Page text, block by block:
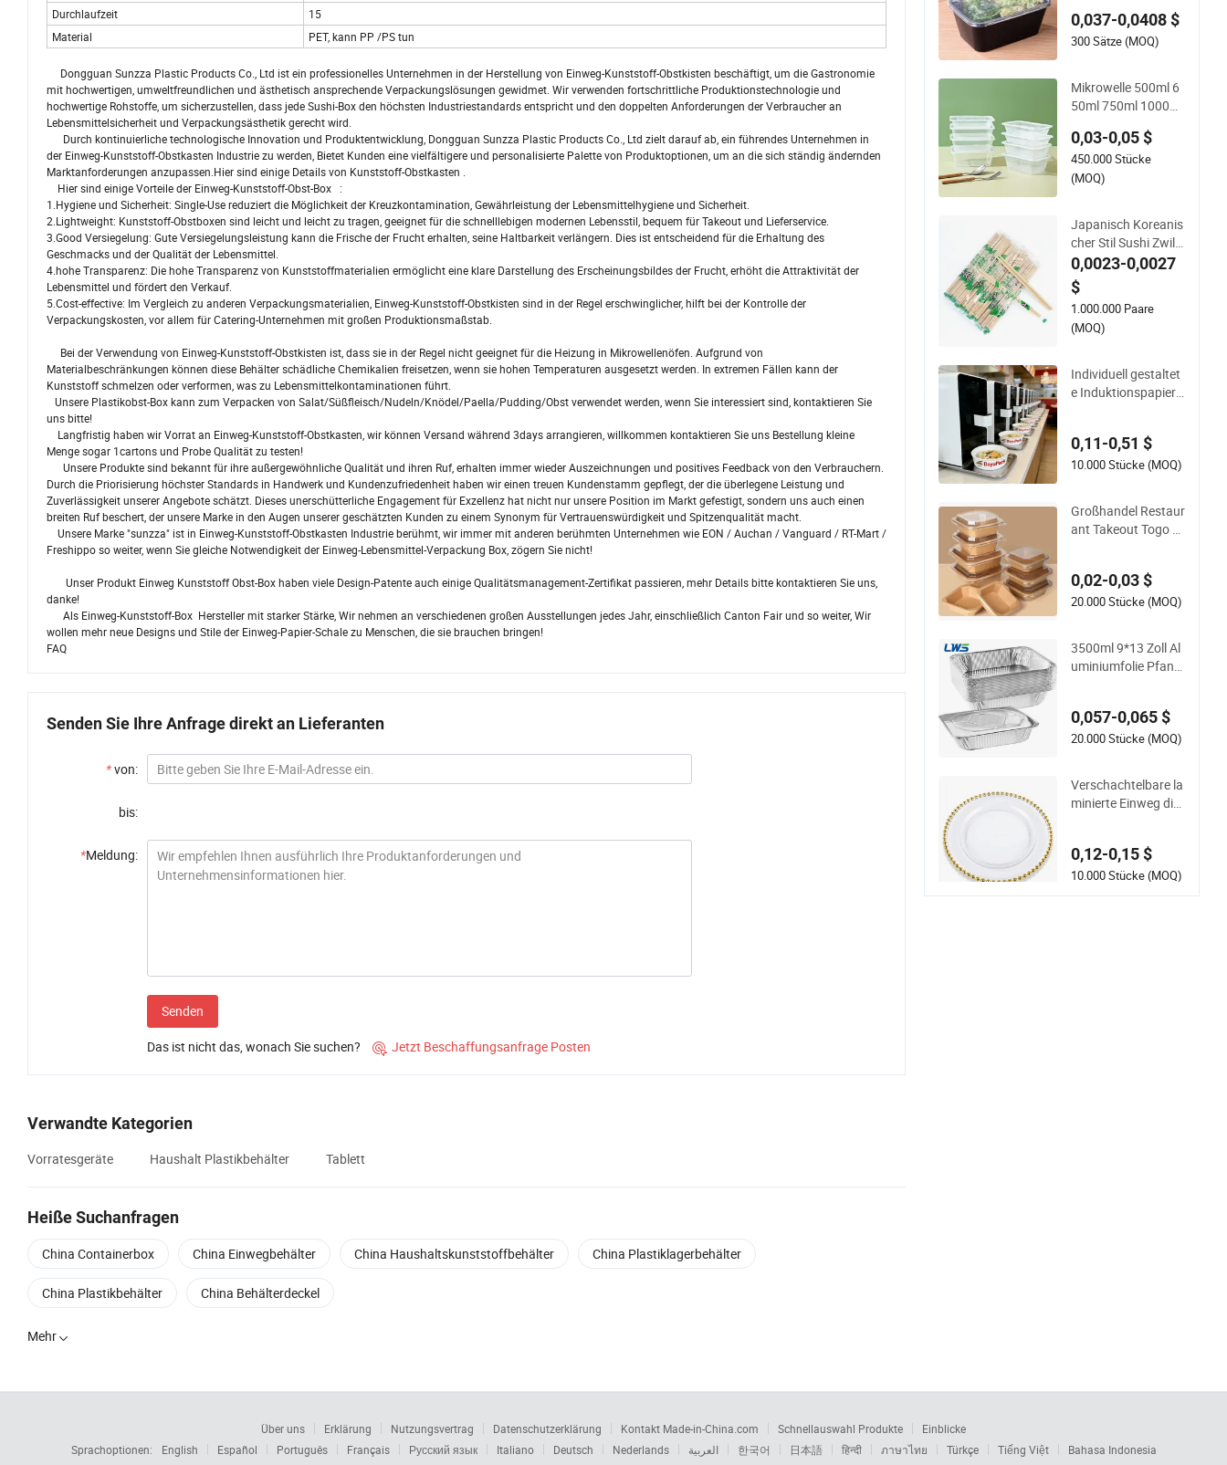
Durchlaufzeit
15
Material
PET, kann PP /PS tun
Dongguan Sunzza Plastic Products Co., Ltd ist ein professionelles Unternehmen in der Herstellung von Einweg-Kunststoff-Obstkisten beschäftigt, um die Gastronomie
mit hochwertigen, umweltfreundlichen und ästhetisch ansprechende Verpackungslösungen gewidmet. Wir verwenden fortschrittliche Produktionstechnologie und
hochwertige Rohstoffe, um sicherzustellen, dass jede Sushi-Box den höchsten Industriestandards entspricht und den doppelten Anforderungen der Verbraucher an
Lebensmittelsicherheit und Verpackungsästhetik gerecht wird.
Durch kontinuierliche technologische Innovation und Produktentwicklung, Dongguan Sunzza Plastic Products Co., Ltd zielt darauf ab, ein führendes Unternehmen in
der Einweg-Kunststoff-Obstkasten Industrie zu werden, Bietet Kunden eine vielfältigere und personalisierte Palette von Produktoptionen, um an die sich ständig ändernden
Marktanforderungen anzupassen.Hier sind einige Details von Kunststoff-Obstkasten .
Hier sind einige Vorteile der Einweg-Kunststoff-Obst-Box :
1.Hygiene und Sicherheit: Single-Use reduziert die Möglichkeit der Kreuzkontamination, Gewährleistung der Lebensmittelhygiene und Sicherheit.
2.Lightweight: Kunststoff-Obstboxen sind leicht und leicht zu tragen, geeignet für die schnelllebigen modernen Lebensstil, bequem für Takeout und Lieferservice.
3.Good Versiegelung: Gute Versiegelungsleistung kann die Frische der Frucht erhalten, seine Haltbarkeit verlängern. Dies ist entscheidend für die Erhaltung des
Geschmacks und der Qualität der Lebensmittel.
4.hohe Transparenz: Die hohe Transparenz von Kunststoffmaterialien ermöglicht eine klare Darstellung des Erscheinungsbildes der Frucht, erhöht die Attraktivität der
Lebensmittel und fördert den Verkauf.
5.Cost-effective: Im Vergleich zu anderen Verpackungsmaterialien, Einweg-Kunststoff-Obstkisten sind in der Regel erschwinglicher, hilft bei der Kontrolle der
Verpackungskosten, vor allem für Catering-Unternehmen mit großen Produktionsmaßstab.
Bei der Verwendung von Einweg-Kunststoff-Obstkisten ist, dass sie in der Regel nicht geeignet für die Heizung in Mikrowellenöfen. Aufgrund von
Materialbeschränkungen können diese Behälter schädliche Chemikalien freisetzen, wenn sie hohen Temperaturen ausgesetzt werden. In extremen Fällen kann der
Kunststoff schmelzen oder verformen, was zu Lebensmittelkontaminationen führt.
Unsere Plastikobst-Box kann zum Verpacken von Salat/Süßfleisch/Nudeln/Knödel/Paella/Pudding/Obst verwendet werden, wenn Sie interessiert sind, kontaktieren Sie
uns bitte!
Langfristig haben wir Vorrat an Einweg-Kunststoff-Obstkasten, wir können Versand während 3days arrangieren, willkommen kontaktieren Sie uns Bestellung kleine
Menge sogar 1cartons und Probe Qualität zu testen!
Unsere Produkte sind bekannt für ihre außergewöhnliche Qualität und ihren Ruf, erhalten immer wieder Auszeichnungen und positives Feedback von den Verbrauchern.
Durch die Priorisierung höchster Standards in Handwerk und Kundenzufriedenheit haben wir einen treuen Kundenstamm gepflegt, der die überlegene Leistung und
Zuverlässigkeit unserer Angebote schätzt. Dieses unerschütterliche Engagement für Exzellenz hat nicht nur unsere Position im Markt gefestigt, sondern uns auch einen
breiten Ruf beschert, der unsere Marke in den Augen unserer geschätzten Kunden zu einem Synonym für Vertrauenswürdigkeit und Spitzenqualität macht.
Unsere Marke "sunzza" ist in Einweg-Kunststoff-Obstkasten Industrie berühmt, wir immer mit anderen berühmten Unternehmen wie EON / Auchan / Vanguard / RT-Mart /
Freshippo so weiter, wenn Sie gleiche Notwendigkeit der Einweg-Lebensmittel-Verpackung Box, zögern Sie nicht!
Unser Produkt Einweg Kunststoff Obst-Box haben viele Design-Patente auch einige Qualitätsmanagement-Zertifikat passieren, mehr Details bitte kontaktieren Sie uns,
danke!
Als Einweg-Kunststoff-Box Hersteller mit starker Stärke, Wir nehmen an verschiedenen großen Ausstellungen jedes Jahr, einschließlich Canton Fair und so weiter, Wir
wollen mehr neue Designs und Stile der Einweg-Papier-Schale zu Menschen, die sie brauchen bringen!
FAQ
Senden Sie Ihre Anfrage direkt an Lieferanten
*von:
bis:
*Meldung:
Senden
Das ist nicht das, wonach Sie suchen?  Jetzt Beschaffungsanfrage Posten
Verwandte Kategorien
Vorratesgeräte Haushalt Plastikbehälter Tablett
Heiße Suchanfragen
China Containerbox China Einwegbehälter China Haushaltskunststoffbehälter China Plastiklagerbehälter
China Plastikbehälter China Behälterdeckel
Mehr
owellengeeignet au
s Kunststoff PP
0,037-0,0408 $
300 Sätze (MOQ)
Mikrowelle 500ml 6
50ml 750ml 1000ml
weltfreundlicher PP
Klarer Kunststoff Ei
nweg Lebensmittelb
0,03-0,05 $
450.000 Stücke
(MOQ)
Japanisch Koreanis
cher Stil Sushi Zwilli
ngsessstäbchen Re
staurant Mitnahme
Natürliche Bambus
essstäbchen
0,0023-0,0027
$
1.000.000 Paare
(MOQ)
Individuell gestaltet
e Induktionspapier-
ok Aircook Ramen K
ocher
0,11-0,51 $
10.000 Stücke (MOQ)
Großhandel Restaur
ant Takeout Togo L
Einweg-Lebensmitt
elbehälter
0,02-0,03 $
20.000 Stücke (MOQ)
3500ml 9*13 Zoll Al
uminiumfolie Pfann
niumfolie Behälter
mit Deckel
0,057-0,065 $
20.000 Stücke (MOQ)
Verschachtelbare la
minierte Einweg dic
0,12-0,15 $
10.000 Stücke (MOQ)
Über uns Erklärung Nutzungsvertrag Datenschutzerklärung Kontakt Made-in-China.com Schnellauswahl Produkte
Einblicke
Sprachoptionen:
English Español Português Français Русский язык Italiano Deutsch Nederlands العربية 한국어 日本語 हिन्दी ภาษาไทย Türkçe Tiếng Việt Bahasa Indonesia